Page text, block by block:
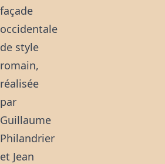
façade
occidentale
de style
romain,
réalisée
par
Guillaume
Philandrier
et Jean